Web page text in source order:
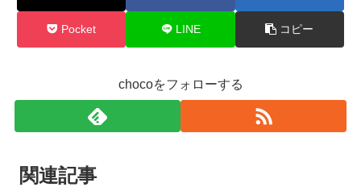
Pocket LINE コピー
chocoをフォローする
関連記事